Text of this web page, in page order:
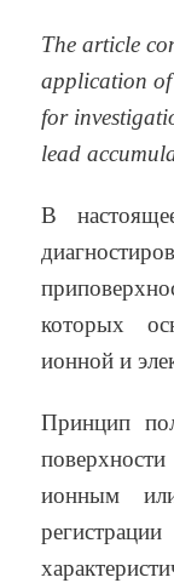
The article
application
for
lead
В
которых
ионной и
Принцип
ионным